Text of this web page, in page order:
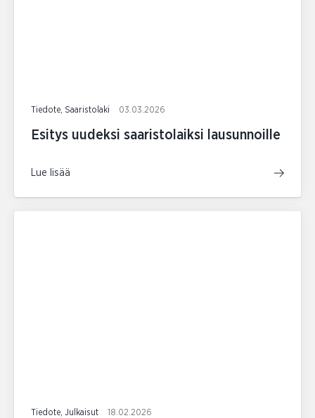
Tiedote, Saaristolaki 03.03.2026
Esitys uudeksi saaristolaiksi lausunnoille
Lue lisää
Tiedote, Julkaisut 18.02.2026